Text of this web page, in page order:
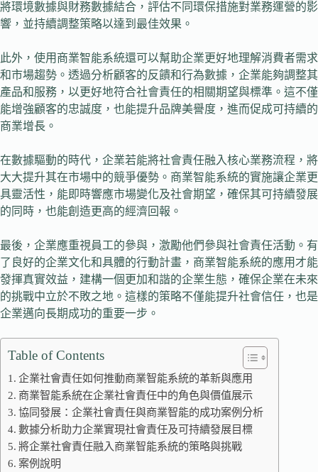
將環境數據與財務數據結合，評估不同環保措施對業務運營的影
響，並持續調整策略以達到最佳效果。
此外，使用商業智能系統還可以幫助企業更好地理解消費者需求
和市場趨勢。透過分析顧客的反饋和行為數據，企業能夠調整其
產品和服務，以更好地符合社會責任的相關期望與標準。這不僅
能增強顧客的忠誠度，也能提升品牌美譽度，進而促成可持續的
商業增長。
在數據驅動的時代，企業若能將社會責任融入核心業務流程，將
大大提升其在市場中的競爭優勢。商業智能系統的實施讓企業更
具靈活性，能即時響應市場變化及社會期望，確保其可持續發展
的同時，也能創造更高的經濟回報。
最後，企業應重視員工的參與，激勵他們參與社會責任活動。有
了良好的企業文化和具體的行動計畫，商業智能系統的應用才能
發揮真實效益，建構一個更加和諧的企業生態，確保企業在未來
的挑戰中立於不敗之地。這樣的策略不僅能提升社會信任，也是
企業邁向長期成功的重要一步。
Table of Contents
企業社會責任如何推動商業智能系統的革新與應用
商業智能系統在企業社會責任中的角色與價值展示
協同發展：企業社會責任與商業智能的成功案例分析
數據分析助力企業實現社會責任及可持續發展目標
將企業社會責任融入商業智能系統的策略與挑戰
案例說明